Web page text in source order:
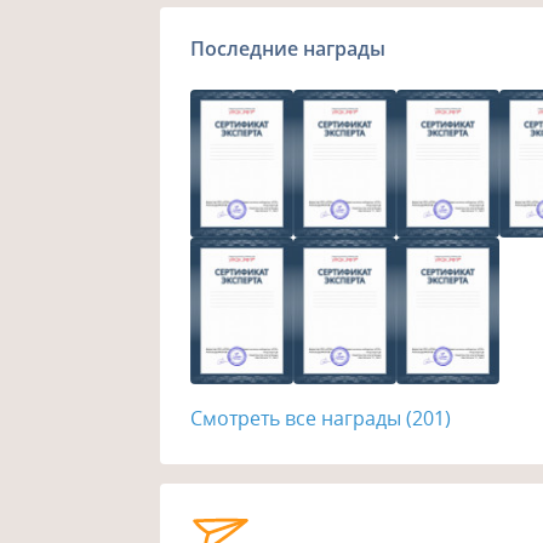
Последние награды
Смотреть все награды (201)